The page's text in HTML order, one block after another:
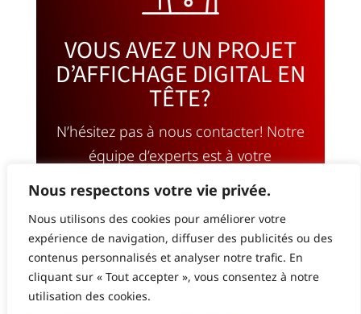
Nous respectons votre vie privée.
Nous utilisons des cookies pour améliorer votre
expérience de navigation, diffuser des publicités ou des
contenus personnalisés et analyser notre trafic. En
cliquant sur « Tout accepter », vous consentez à notre
utilisation des cookies.
VOUS AVEZ UN PROJET
D’AFFICHAGE DIGITAL EN
TÊTE?
N’hésitez pas à nous contacter! Notre
équipe d’experts est à votre
vous accompagner à chaque étape,
du choix des solutions à la mise en
œuvre. Ensemble, faisons de votre
projet une réussite.